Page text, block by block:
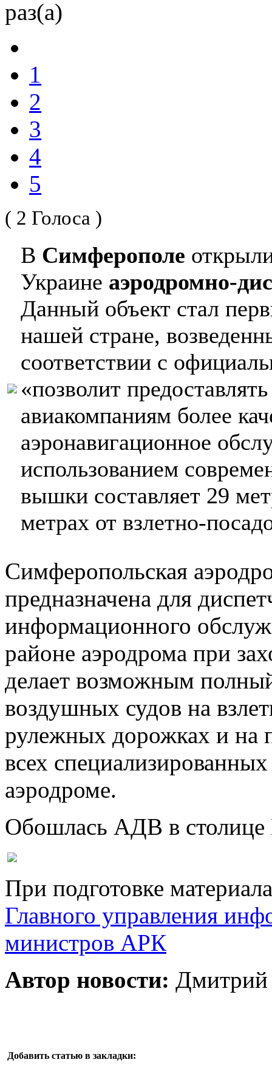
раз(а)
1
2
3
4
5
( 2 Голоса )
В Симферополе
Украине аэродромно-
Данный объект стал
нашей стране,
соответствии с
«позволит
авиакомпаниям более
аэронавигационное
использованием
вышки составляет 29
метрах от взлетно-
Симферопольская
предназначена для
информационного
районе аэродрома при
делает возможным
воздушных судов на
рулежных дорожках и на
всех
аэродроме.
Обошлась АДВ в
При подготовке
Главного управления
министров АРК
Автор новости: Дмитрий
Добавить статью в закладки: